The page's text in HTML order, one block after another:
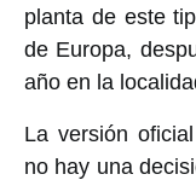
planta de este
de Europa,
año en la
La versión
no hay una